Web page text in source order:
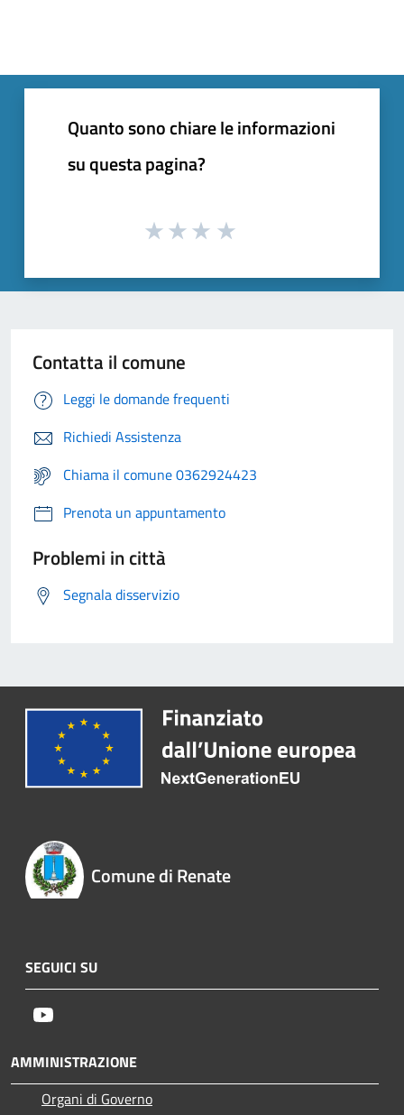
Quanto sono chiare le informazioni
su questa pagina?
Contatta il comune
Leggi le domande frequenti
Richiedi Assistenza
Chiama il comune 0362924423
Prenota un appuntamento
Problemi in città
Segnala disservizio
Comune di Renate
SEGUICI SU
AMMINISTRAZIONE
Organi di Governo